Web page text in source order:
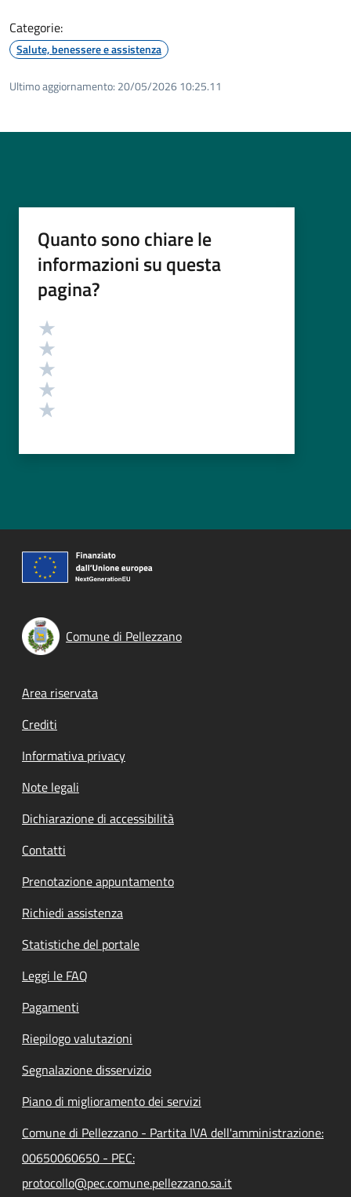
Categorie:
Salute, benessere e assistenza
Ultimo aggiornamento: 20/05/2026 10:25.11
Quanto sono chiare le
informazioni su questa
pagina?
Valutazione
Comune di Pellezzano
Footer menu
Area riservata
Crediti
Informativa privacy
Note legali
Dichiarazione di accessibilità
Contatti
Prenotazione appuntamento
Richiedi assistenza
Statistiche del portale
Leggi le FAQ
Pagamenti
Riepilogo valutazioni
Segnalazione disservizio
Piano di miglioramento dei servizi
Comune di Pellezzano - Partita IVA dell'amministrazione:
00650060650 - PEC:
protocollo@pec.comune.pellezzano.sa.it